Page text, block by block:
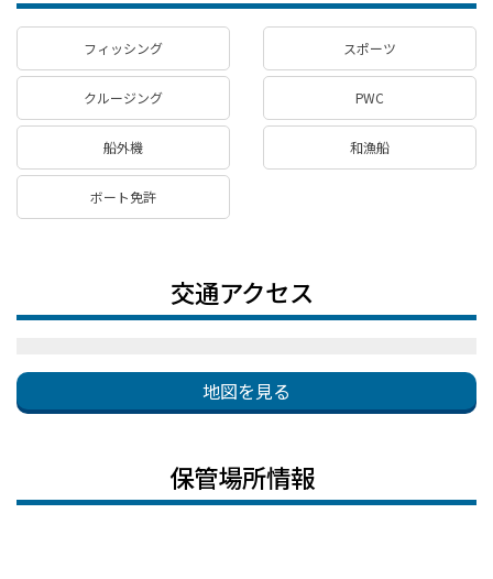
フィッシング スポーツ
クルージング PWC
船外機 和漁船
ボート免許
交通アクセス
地図を見る
保管場所情報